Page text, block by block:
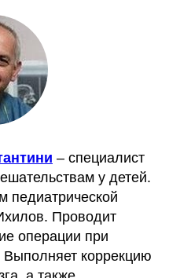
– специалист
у детей.
педиатрической
Проводит
операции при
Выполняет коррекцию